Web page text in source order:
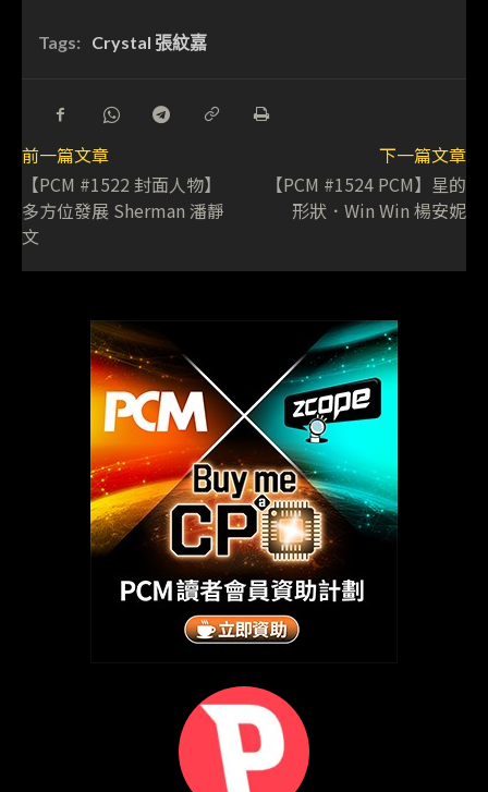
Tags: Crystal 張紋嘉
前一篇文章
【PCM #1522 封面人物】
多方位發展 Sherman 潘靜
文
下一篇文章
【PCM #1524 PCM】星的
形狀．Win Win 楊安妮